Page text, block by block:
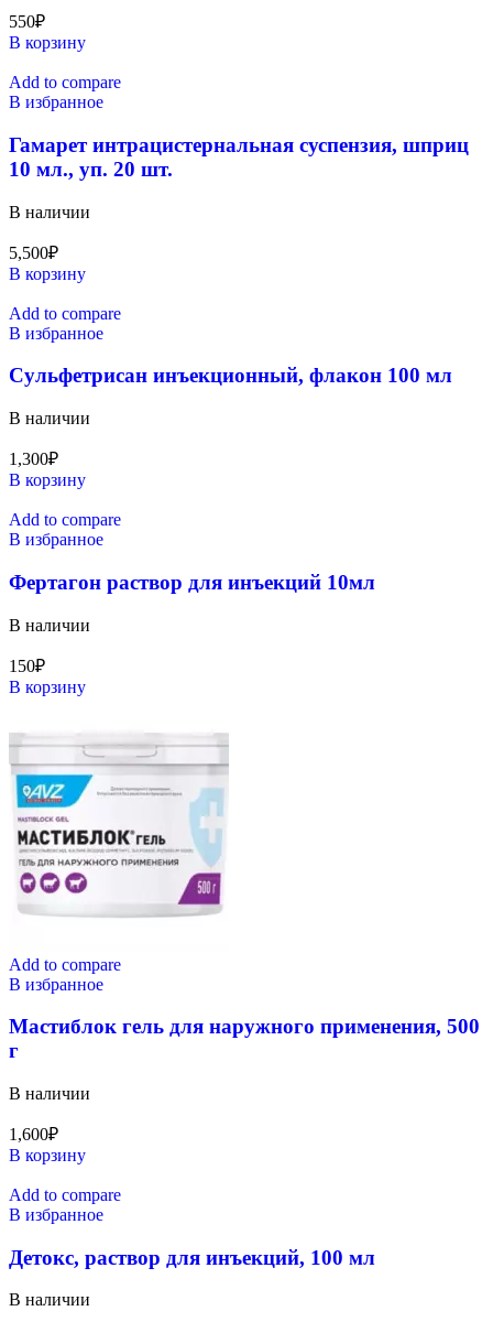
550₽
В корзину
Add to compare
В избранное
Гамарет интрацистернальная суспензия, шприц
10 мл., уп. 20 шт.
В наличии
5,500₽
В корзину
Add to compare
В избранное
Сульфетрисан инъекционный, флакон 100 мл
В наличии
1,300₽
В корзину
Add to compare
В избранное
Фертагон раствор для инъекций 10мл
В наличии
150₽
В корзину
Add to compare
В избранное
Мастиблок гель для наружного применения, 500
г
В наличии
1,600₽
В корзину
Add to compare
В избранное
Детокс, раствор для инъекций, 100 мл
В наличии